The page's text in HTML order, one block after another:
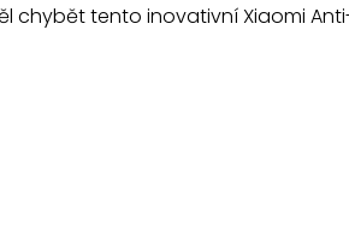
chybět tento inovativní Xiaomi